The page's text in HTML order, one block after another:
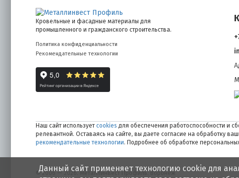
Кровельные и фасадные материалы для
промышленного и гражданского строительства.
Политика конфиденциальности
Рекомендательные технологии
Наш сайт использует cookies для обеспечения работоспособности и
релевантной. Оставаясь на сайте, вы даете согласие на обработку
рекомендательные технологии. Подробнее об обработке
© 2006 — 2026. Металлинвест Профиль. Воронеж
Данный сайт применяет технологию cookie для